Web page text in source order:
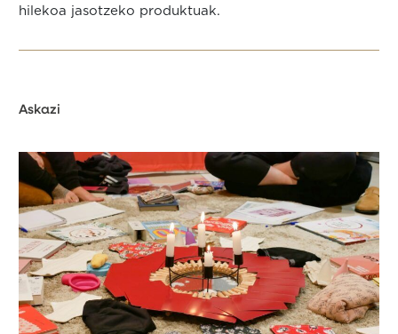
hilekoa jasotzeko produktuak.
Askazi